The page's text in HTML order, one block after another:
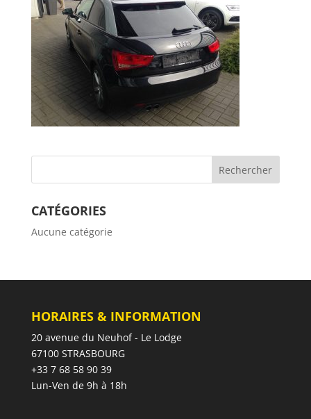
CATÉGORIES
Aucune catégorie
HORAIRES & INFORMATION
20 avenue du Neuhof - Le Lodge
67100 STRASBOURG
+33 7 68 58 90 39
Lun-Ven de 9h à 18h